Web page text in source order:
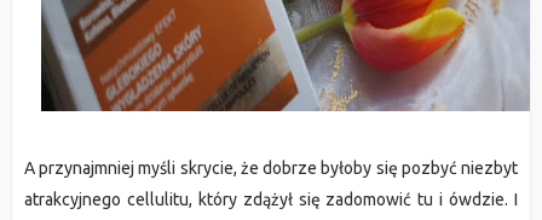
A przynajmniej myśli skrycie, że dobrze byłoby się pozbyć niezbyt
atrakcyjnego cellulitu, który zdążył się zadomowić tu i ówdzie. I